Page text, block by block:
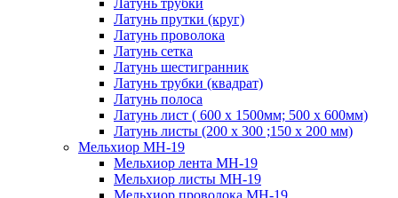
Латунь трубки
Латунь прутки (круг)
Латунь проволока
Латунь сетка
Латунь шестигранник
Латунь трубки (квадрат)
Латунь полоса
Латунь лист ( 600 х 1500мм; 500 х 600мм)
Латунь листы (200 х 300 ;150 х 200 мм)
Мельхиор МН-19
Мельхиор лента МН-19
Мельхиор листы МН-19
Мельхиор проволока МН-19